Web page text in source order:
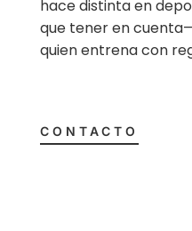
hace distinta en
que tener en
quien entrena con
CONTACTO